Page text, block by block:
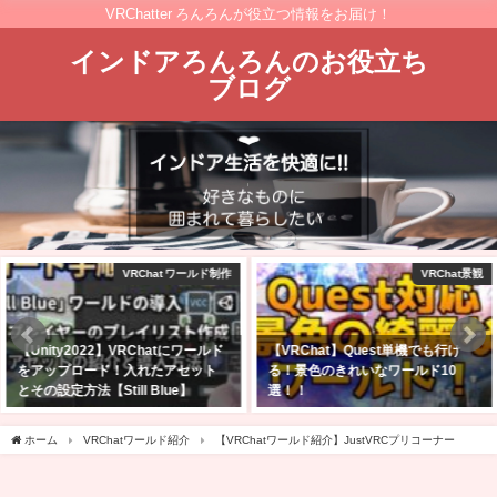
VRChatter ろんろんが役立つ情報をお届け！
インドアろんろんのお役立ち
ブログ
VRChat景観
【VRChat】Quest単機でも行け
る！景色のきれいなワールド10
選！！
VRChatワールド紹介
【VRChat】10人以上の大人数で遊
びたいゲームワールド10選！！
2025年2月9日
ホーム VRChatワールド紹介 【VRChatワールド紹介】JustVRCプリコーナー